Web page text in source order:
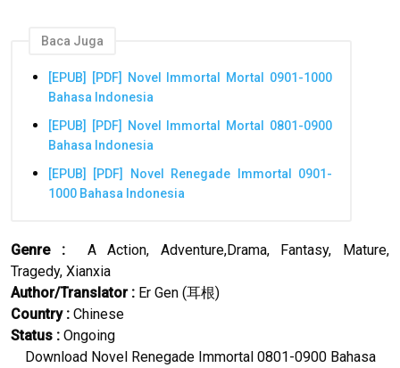
Baca Juga
[EPUB] [PDF] Novel Immortal Mortal 0901-1000
Bahasa Indonesia
[EPUB] [PDF] Novel Immortal Mortal 0801-0900
Bahasa Indonesia
[EPUB] [PDF] Novel Renegade Immortal 0901-
1000 Bahasa Indonesia
Genre : A
Action, Adventure,Drama, Fantasy, Mature,
Tragedy, Xianxia
Author/Translator : Er Gen (耳根)
Country : Chinese
Status : Ongoing
Download Novel Renegade Immortal 0801-0900 Bahasa